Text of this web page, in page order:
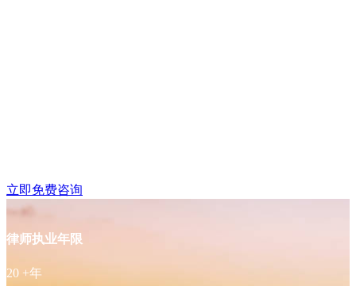
立即免费咨询
律师执业年限
20 +年